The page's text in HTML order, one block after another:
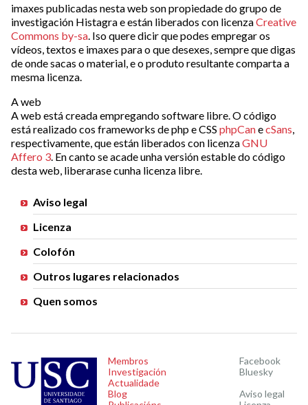
imaxes publicadas nesta web son propiedade do grupo de
investigación Histagra e están liberados con licenzaCreative
Commons by-sa. Iso quere dicir que podes empregar os
vídeos, textos e imaxes para o que desexes, sempre que digas
de onde sacas o material, e o produto resultante comparta a
mesma licenza.
A web
A web está creada empregando software libre. O código
está realizado cos frameworks de php e CSS phpCanecSans,
respectivamente, que están liberados con licenzaGNU
Affero 3. En canto se acade unha versión estable do código
desta web, liberarase cunha licenza libre.
Menu
Aviso legal
Licenza
Colofón
Outros lugares relacionados
Quen somos
Membros
Investigación
Actualidade
Blog
Facebook
Bluesky
Aviso legal